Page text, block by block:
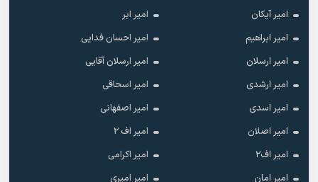
امیر آیکان
امیر ابر
امیر ابراهیم
امیر احسان فدایی
امیر ارسلان
امیر ارسلان آقایی
امیر ارشدی
امیر اسحاقی
امیر اسدی
امیر اصفهانی
امیر اصلان
امیر اف ۲
امیر اف۲
امیر اکرامی
امیر امان
امیر امیری